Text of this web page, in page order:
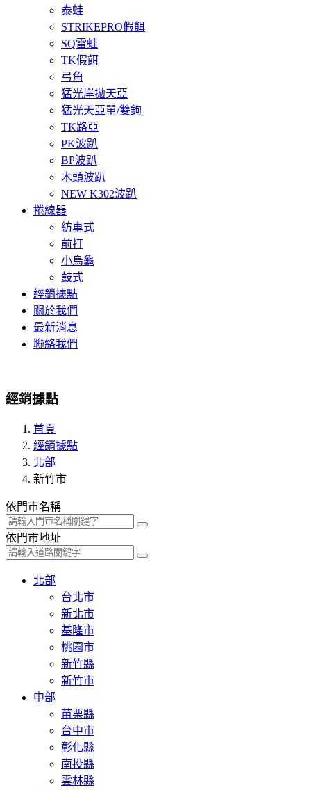
泰蛙
STRIKEPRO假餌
SQ雷蛙
TK假餌
弓角
猛光岸拋天亞
猛光天亞單/雙鉤
TK路亞
PK波趴
BP波趴
木頭波趴
NEW K302波趴
捲線器
紡車式
前打
小烏龜
鼓式
經銷據點
關於我們
最新消息
聯絡我們
經銷據點
首頁
經銷據點
北部
新竹市
依門市名稱
依門市地址
北部
台北市
新北市
基隆市
桃園市
新竹縣
新竹市
中部
苗栗縣
台中市
彰化縣
南投縣
雲林縣